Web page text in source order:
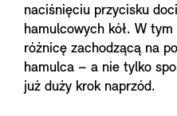
naciśnięciu przycisku
hamulcowych kół. W
różnicę zachodzącą na
hamulca – a nie tylko
już duży krok naprzód.